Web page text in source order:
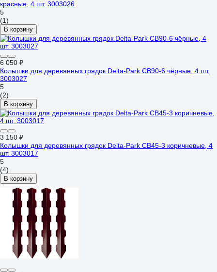
красные, 4 шт. 3003026
5
(1)
В корзину
6 050 ₽
Колышки для деревянных грядок Delta-Park CB90-6 чёрные, 4 шт.
3003027
5
(2)
В корзину
3 150 ₽
Колышки для деревянных грядок Delta-Park CB45-3 коричневые, 4
шт. 3003017
5
(4)
В корзину